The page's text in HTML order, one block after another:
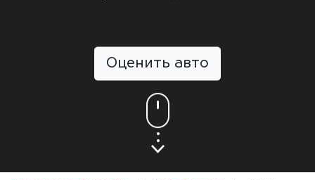
Оценить авто